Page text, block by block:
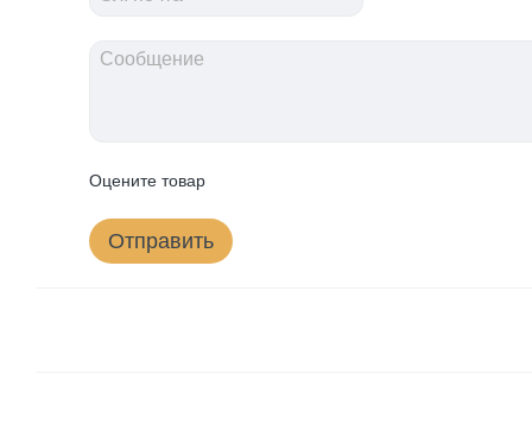
Оцените товар
Отправить